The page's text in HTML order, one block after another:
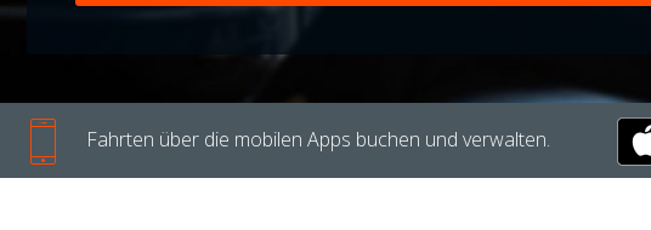
Fahrten über die mobilen Apps buchen und verwalten.